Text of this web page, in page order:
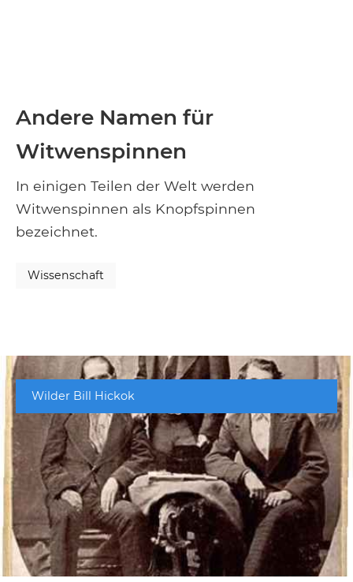
Andere Namen für
Witwenspinnen
In einigen Teilen der Welt werden
Witwenspinnen als Knopfspinnen
bezeichnet.
Wissenschaft
Wilder Bill Hickok